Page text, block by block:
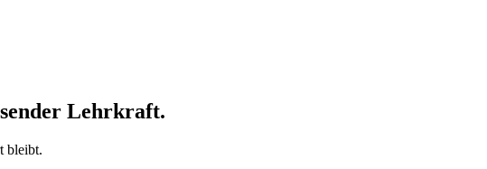
Lehrkraft.
bleibt.